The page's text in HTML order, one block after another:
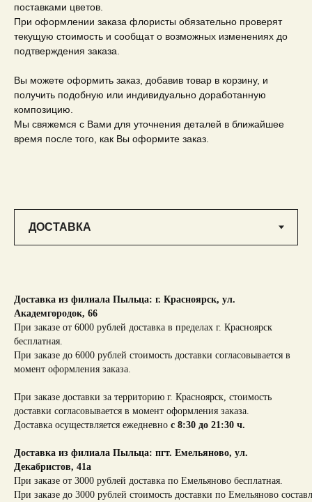
поставками цветов.
При оформлении заказа флористы обязательно проверят
текущую стоимость и сообщат о возможных изменениях до
подтверждения заказа.
Вы можете оформить заказ, добавив товар в корзину, и
получить подобную или индивидуально доработанную
композицию.
Мы свяжемся с Вами для уточнения деталей в ближайшее
время после того, как Вы оформите заказ.
Доставка из филиала Пыльца: г. Красноярск, ул.
Академгородок, 66
При заказе от 6000 рублей доставка в пределах г. Красноярск
бесплатная.
При заказе до 6000 рублей стоимость доставки согласовывается в
момент оформления заказа.
При заказе доставки за территорию г. Красноярск, стоимость
доставки согласовывается в момент оформления заказа.
Доставка осуществляется ежедневно с 8:30 до 21:30 ч.
Доставка из филиала Пыльца: пгт. Емельяново, ул.
Декабристов, 41а
При заказе от 3000 рублей доставка по Емельяново бесплатная.
При заказе до 3000 рублей стоимость доставки по Емельяново